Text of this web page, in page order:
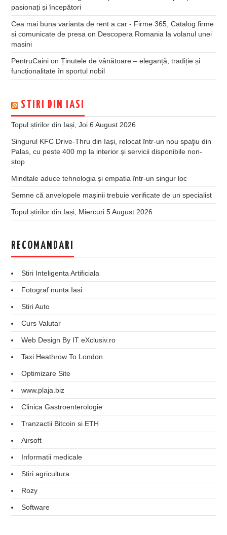
pasionați și începători
Cea mai buna varianta de rent a car - Firme 365, Catalog firme
si comunicate de presa on Descopera Romania la volanul unei
masini
PentruCaini onȚinutele de vânătoare – eleganță, tradiție și
funcționalitate în sportul nobil
STIRI DIN IASI
Topul știrilor din Iași, Joi 6 August 2026
Singurul KFC Drive-Thru din Iași, relocat într-un nou spaţiu din
Palas, cu peste 400 mp la interior și servicii disponibile non-
stop
Mindtale aduce tehnologia și empatia într-un singur loc
Semne că anvelopele mașinii trebuie verificate de un specialist
Topul știrilor din Iași, Miercuri 5 August 2026
RECOMANDARI
Stiri Inteligenta Artificiala
Fotograf nunta Iasi
Stiri Auto
Curs Valutar
Web Design By IT eXclusiv.ro
Taxi Heathrow To London
Optimizare Site
www.plaja.biz
Clinica Gastroenterologie
Tranzactii Bitcoin si ETH
Airsoft
Informatii medicale
Stiri agricultura
Rozy
Software